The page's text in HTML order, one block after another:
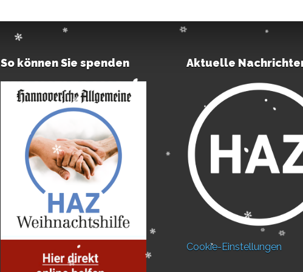
So können Sie spenden Aktuelle
Cookie-Einstellungen